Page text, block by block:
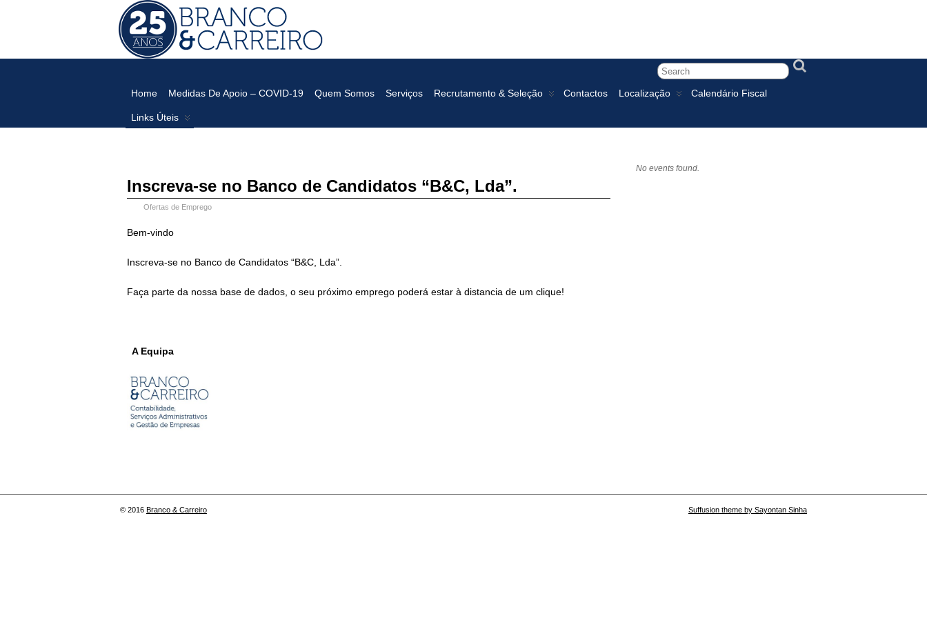
Branco
&
Carreiro
CONTABILIDADE, SERVIÇOS ADMINISTRATIVOS E GESTÃO
Home Medidas De Apoio – COVID-19 Quem Somos Serviços Recrutamento & Seleção Contactos Localização Calendário Fiscal
Links Úteis
Inscreva-se no Banco de Candidatos “B&C, Lda”.
Ofertas de Emprego
Bem-vindo
Inscreva-se no Banco de Candidatos “B&C, Lda”.
Faça parte da nossa base de dados, o seu próximo emprego poderá estar à distancia de um clique!
A Equipa
No events found.
© 2016 Branco & Carreiro Suffusion theme by Sayontan Sinha